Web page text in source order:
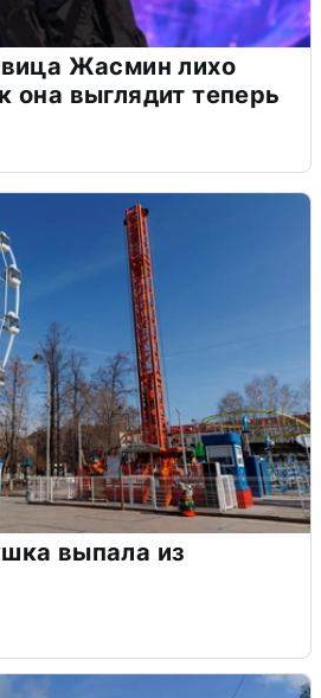
Жасмин лихо
она выглядит теперь
выпала из